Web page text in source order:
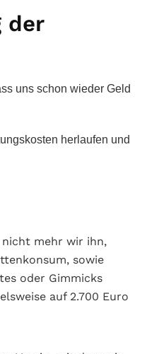
der
uns schon wieder Geld
herlaufen und
nicht mehr wir ihn,
sowie
oder Gimmicks
auf 2.700 Euro